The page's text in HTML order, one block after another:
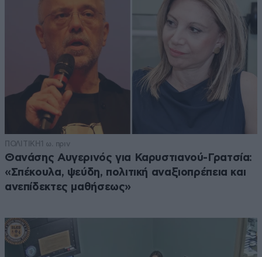
ΠΟΛΙΤΙΚΗ 1 ω. πριν
Θανάσης Αυγερινός για Καρυστιανού-Γρατσία:
«Σπέκουλα, ψεύδη, πολιτική αναξιοπρέπεια και
ανεπίδεκτες μαθήσεως»